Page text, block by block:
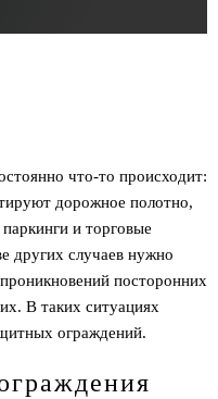
что-то происходит:
дорожное полотно,
и торговые
других случаев нужно
посторонних
В таких ситуациях
ограждений.